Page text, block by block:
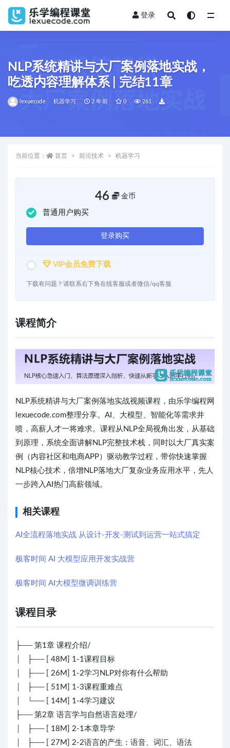
登录
NLP系统精讲与大厂案例落地实战，
吃透内容理解体系 | 完结11章
lexuecode 机器学习 2 年前 0 261
当前位置： 首页 前沿技术 机器学习
46 金币
普通用户购买
登录购买
VIP会员免费下载
下载有问题？请联系右下角在线客服或者微信/qq客服
课程简介
NLP系统精讲与大厂案例落地实战视频课程，由乐学编程网
lexuecode.com整理分享。AI、大模型、智能化等需求井
喷，高薪人才一将难求。课程从NLP全局视角出发，从基础
到原理，系统全面讲解NLP完整技术栈，同时以大厂真实案
例（内容社区和电商APP）驱动教学过程，带你快速掌握
NLP核心技术，倍增NLP落地大厂复杂业务应用水平，先人
一步跨入AI热门高薪领域。
相关课程
AI全流程落地实战 从设计-开发-测试到运营一站式搞定
极客时间 AI 大模型应用开发实战营
极客时间 AI大模型微调训练营
课程目录
├── 第1章 课程介绍/
│ ├── [ 48M] 1-1课程目标
│ ├── [ 26M] 1-2学习NLP对你有什么帮助
│ ├── [ 51M] 1-3课程重难点
│ └── [ 14M] 1-4学习建议
├── 第2章 语言学与自然语言处理/
│ ├── [ 18M] 2-1本章导学
│ ├── [ 27M] 2-2语言的产生：语音、词汇、语法